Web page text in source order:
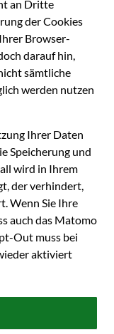
an Dritte
der Cookies
Browser-
darauf hin,
sämtliche
werden nutzen
Ihrer Daten
Speicherung und
wird in Ihrem
der verhindert,
Wenn Sie Ihre
auch das Matomo
Out muss bei
aktiviert